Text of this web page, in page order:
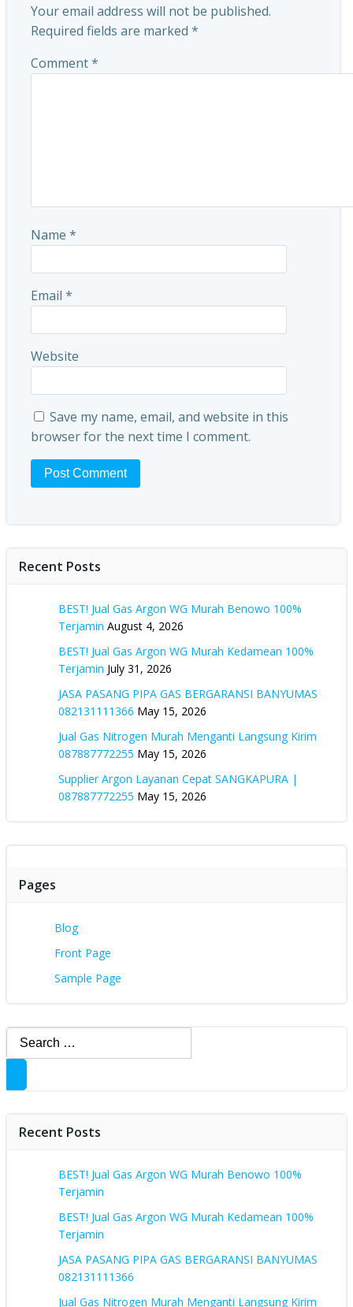
Your email address will not be published.
Required fields are marked *
Comment*
Name *
Email *
Website
Save my name, email, and website in this
browser for the next time I comment.
Recent Posts
BEST! Jual Gas Argon WG Murah Benowo 100%
Terjamin August 4, 2026
BEST! Jual Gas Argon WG Murah Kedamean 100%
Terjamin July 31, 2026
JASA PASANG PIPA GAS BERGARANSI BANYUMAS
082131111366 May 15, 2026
Jual Gas Nitrogen Murah Menganti Langsung Kirim
087887772255 May 15, 2026
Supplier Argon Layanan Cepat SANGKAPURA |
087887772255 May 15, 2026
Pages
Blog
Front Page
Sample Page
Search
for:
Recent Posts
BEST! Jual Gas Argon WG Murah Benowo 100%
Terjamin
BEST! Jual Gas Argon WG Murah Kedamean 100%
Terjamin
JASA PASANG PIPA GAS BERGARANSI BANYUMAS
082131111366
Jual Gas Nitrogen Murah Menganti Langsung Kirim